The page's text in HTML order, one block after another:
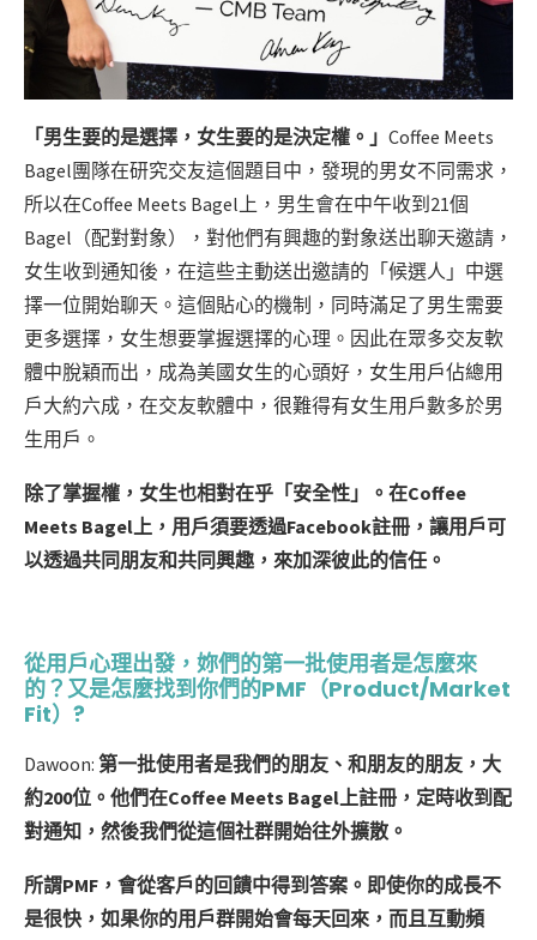
「男生要的是選擇，女生要的是決定權。」 Coffee Meets
Bagel團隊在研究交友這個題目中，發現的男女不同需求，
所以在Coffee Meets Bagel上，男生會在中午收到21個
Bagel（配對對象），對他們有興趣的對象送出聊天邀請，
女生收到通知後，在這些主動送出邀請的「候選人」中選
擇一位開始聊天。這個貼心的機制，同時滿足了男生需要
更多選擇，女生想要掌握選擇的心理。因此在眾多交友軟
體中脫穎而出，成為美國女生的心頭好，女生用戶佔總用
戶大約六成，在交友軟體中，很難得有女生用戶數多於男
生用戶。
除了掌握權，女生也相對在乎「安全性」。在Coffee
Meets Bagel上，用戶須要透過Facebook註冊，讓用戶可
以透過共同朋友和共同興趣，來加深彼此的信任。
從用戶心理出發，妳們的第一批使用者是怎麼來
的？又是怎麼找到你們的PMF（Product/Market
Fit）?
Dawoon: 第一批使用者是我們的朋友、和朋友的朋友，大
約200位。他們在Coffee Meets Bagel上註冊，定時收到配
對通知，然後我們從這個社群開始往外擴散。
所謂PMF，會從客戶的回饋中得到答案。即使你的成長不
是很快，如果你的用戶群開始會每天回來，而且互動頻